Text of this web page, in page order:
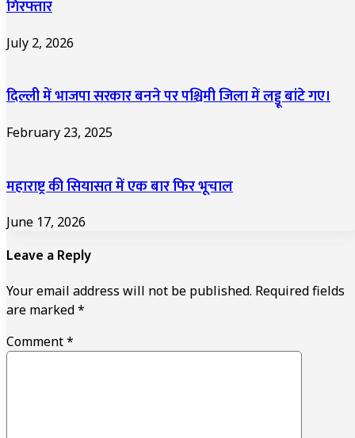
गिरफ्तार
July 2, 2026
दिल्ली में भाजपा सरकार बनने पर पश्चिमी जिला में लड्डू बांटे गए।
February 23, 2025
महाराष्ट्र की सियासत में एक बार फिर भूचाल
June 17, 2026
Leave a Reply
Your email address will not be published. Required fields
are marked*
Comment*